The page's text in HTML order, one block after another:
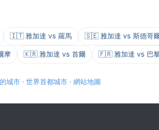
🇮🇹 雅加達 vs 羅馬 🇸🇪 雅加達 vs 斯德哥
摩 🇰🇷 雅加達 vs 首爾 🇫🇷 雅加達 vs 巴
城市 · 世界首都城市 · 網站地圖